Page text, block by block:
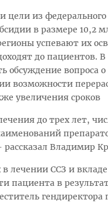
цели из
в размере 10,2
успевают их
до пациентов.
обсуждение вопроса
возможности
увеличения сроков
до трех лет,
Владимир
лечении ССЗ и вкладе
пациента в
гендиректора